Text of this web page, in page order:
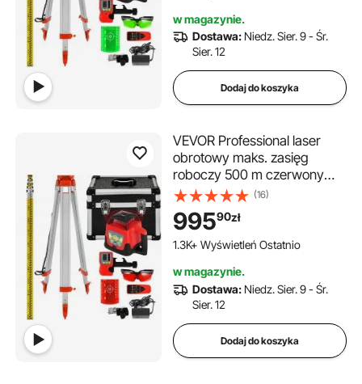
zasilanie elektryczne
w magazynie.
Dostawa: Niedz. Sier. 9 - Śr.
Sier. 12
Dodaj do koszyka
VEVOR Professional laser
obrotowy maks. zasięg
roboczy 500 m czerwony
laser liniowy 360-stopniowy
wysokościomierz laserowy
Wodoodporny i pyłoszczelny
Czas pracy na zewnątrz 20
Elektryka
(16)
99590zł
1.3K+ Wyświetleń Ostatnio
w magazynie.
Dostawa: Niedz. Sier. 9 - Śr.
Sier. 12
Dodaj do koszyka